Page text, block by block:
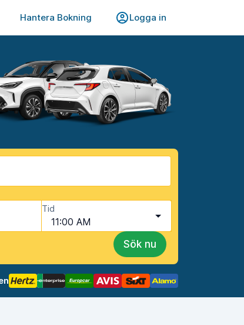
Hantera Bokning Logga in
Tid
11:00 AM
Sök nu